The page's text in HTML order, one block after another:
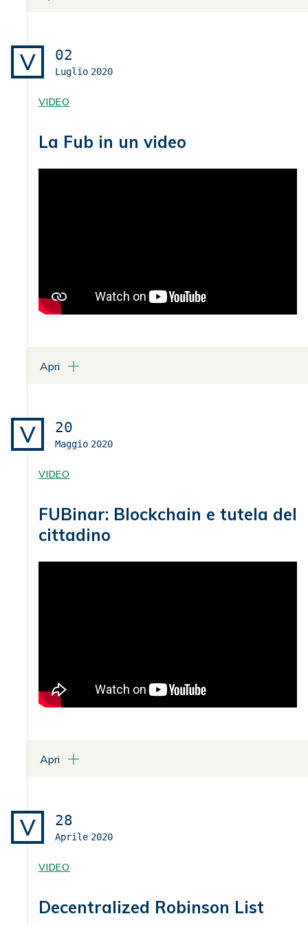
V 02
Luglio 2020
VIDEO
La Fub in un video
Apri
V 20
Maggio 2020
VIDEO
FUBinar: Blockchain e tutela del
cittadino
Apri
V 28
Aprile 2020
VIDEO
Decentralized Robinson List